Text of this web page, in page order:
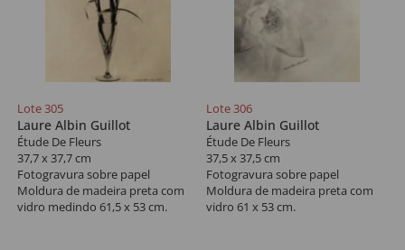
Lote 305
Laure Albin Guillot
Étude De Fleurs
37,7 x 37,7 cm
Fotogravura sobre papel
Moldura de madeira preta com
vidro medindo 61,5 x 53 cm.
Lote 306
Laure Albin Guillot
Étude De Fleurs
37,5 x 37,5 cm
Fotogravura sobre papel
Moldura de madeira preta com
vidro 61 x 53 cm.